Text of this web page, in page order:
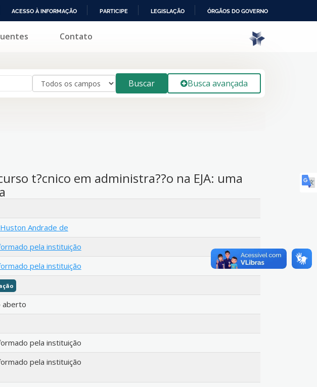
ACESSO À INFORMAÇÃO PARTICIPE LEGISLAÇÃO ÓRGÃOS DO GOVERNO
Contato
Buscar Busca avançada
t?cnico em administra??o na EJA: uma
Andrade de
pela instituição
pela instituição
aberto
pela instituição
pela instituição